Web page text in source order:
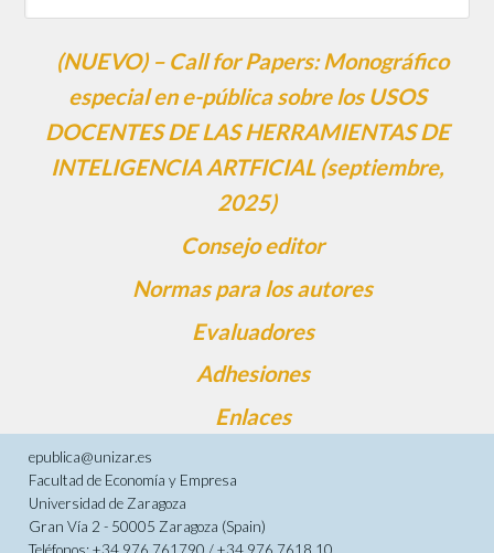
(NUEVO) – Call for Papers: Monográfico
especial en e-pública sobre los USOS
DOCENTES DE LAS HERRAMIENTAS DE
INTELIGENCIA ARTFICIAL (septiembre,
2025)
Consejo editor
Normas para los autores
Evaluadores
Adhesiones
Enlaces
epublica@unizar.es
Facultad de Economía y Empresa
Universidad de Zaragoza
Gran Vía 2 - 50005 Zaragoza (Spain)